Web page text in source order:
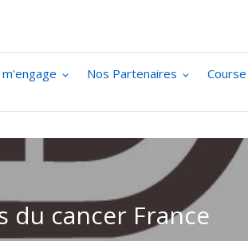
m'engage Nos Partenaires
du cancer France